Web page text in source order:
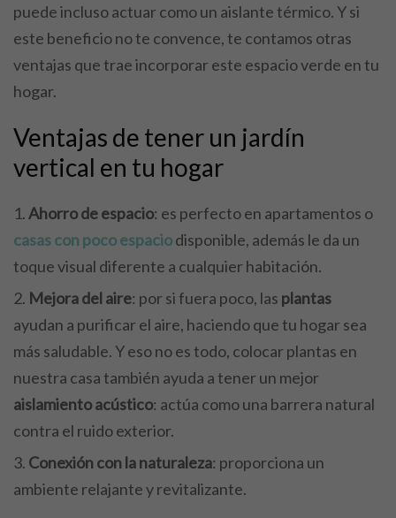
puede incluso actuar como un aislante térmico. Y si
este beneficio no te convence, te contamos otras
ventajas que trae incorporar este espacio verde en tu
hogar.
Ventajas de tener un jardín
vertical en tu hogar
Ahorro de espacio: es perfecto en apartamentos o
casas con poco espaciodisponible, además le da un
toque visual diferente a cualquier habitación.
Mejora del aire: por si fuera poco, las plantas
ayudan a purificar el aire, haciendo que tu hogar sea
más saludable. Y eso no es todo, colocar plantas en
nuestra casa también ayuda a tener un mejor
aislamiento acústico: actúa como una barrera natural
contra el ruido exterior.
Conexión con la naturaleza: proporciona un
ambiente relajante y revitalizante.